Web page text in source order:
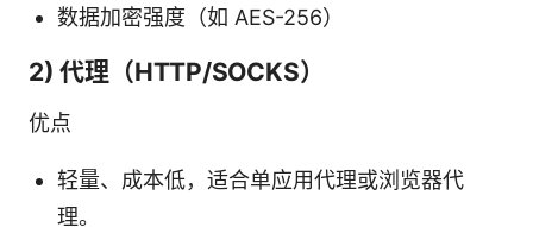
数据加密强度（如 AES-256）
2) 代理（HTTP/SOCKS）
优点
轻量、成本低，适合单应用代理或浏览器代
理。